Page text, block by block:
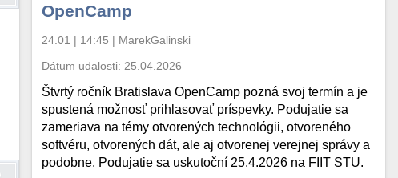
OpenCamp
24.01 | 14:45 | MarekGalinski
Dátum udalosti: 25.04.2026
Štvrtý ročník Bratislava OpenCamp pozná svoj termín a je
spustená možnosť prihlasovať príspevky. Podujatie sa
zameriava na témy otvorených technológii, otvoreného
softvéru, otvorených dát, ale aj otvorenej verejnej správy a
podobne. Podujatie sa uskutoční 25.4.2026 na FIIT STU.